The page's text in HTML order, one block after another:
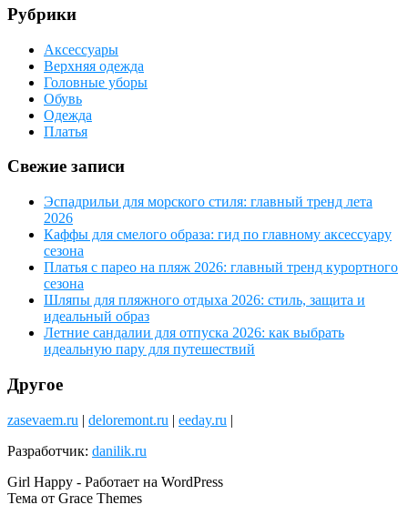
Рубрики
Аксессуары
Верхняя одежда
Головные уборы
Обувь
Одежда
Платья
Свежие записи
Эспадрильи для морского стиля: главный тренд лета
2026
Каффы для смелого образа: гид по главному аксессуару
сезона
Платья с парео на пляж 2026: главный тренд курортного
сезона
Шляпы для пляжного отдыха 2026: стиль, защита и
идеальный образ
Летние сандалии для отпуска 2026: как выбрать
идеальную пару для путешествий
Другое
zasevaem.ru | deloremont.ru | eeday.ru |
Разработчик: danilik.ru
Girl Happy - Работает на WordPress
Тема от Grace Themes